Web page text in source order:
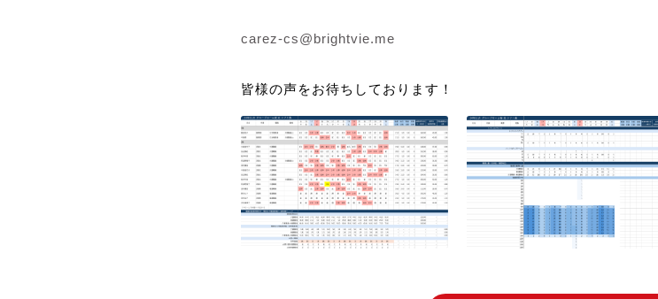
carez-cs@brightvie.me
皆様の声をお待ちしております！